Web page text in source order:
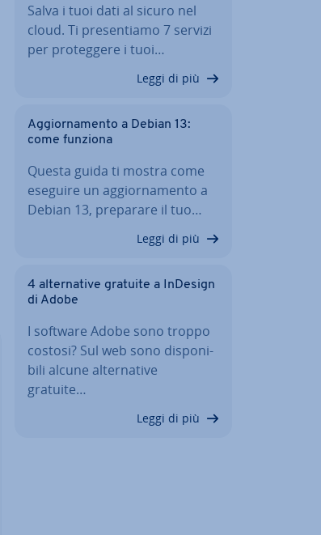
Salva i tuoi dati al sicuro nel
cloud. Ti pre­sen­tia­mo 7 servizi
per pro­teg­ge­re i tuoi…
Leggi di più
Ag­gior­na­men­to a Debian 13:
come funziona
Questa guida ti mostra come
eseguire un ag­gior­na­men­to a
Debian 13, preparare il tuo…
Leggi di più
4 al­ter­na­ti­ve gratuite a InDesign
di Adobe
I software Adobe sono troppo
costosi? Sul web sono di­spo­ni­
bi­li alcune al­ter­na­ti­ve
gratuite…
Leggi di più